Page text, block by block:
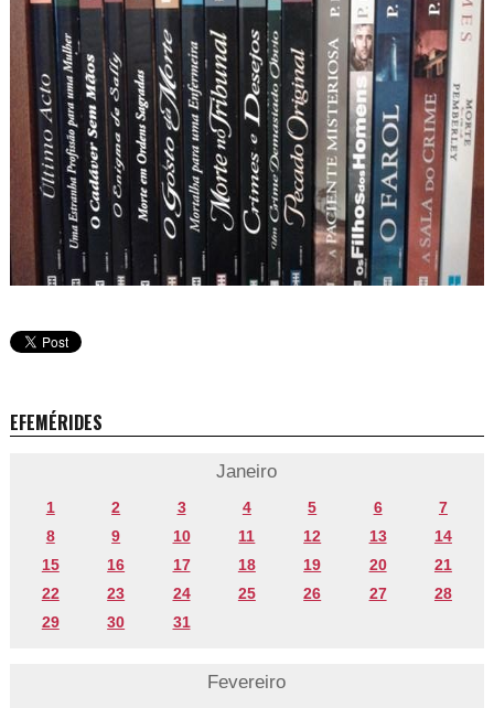
EFEMÉRIDES
Janeiro
1 2 3 4 5 6
7
8
9 10 11 12 13
14
15
16 17 18 19 20
21
22
23 24 25 26 27
28
29
30 31
Fevereiro